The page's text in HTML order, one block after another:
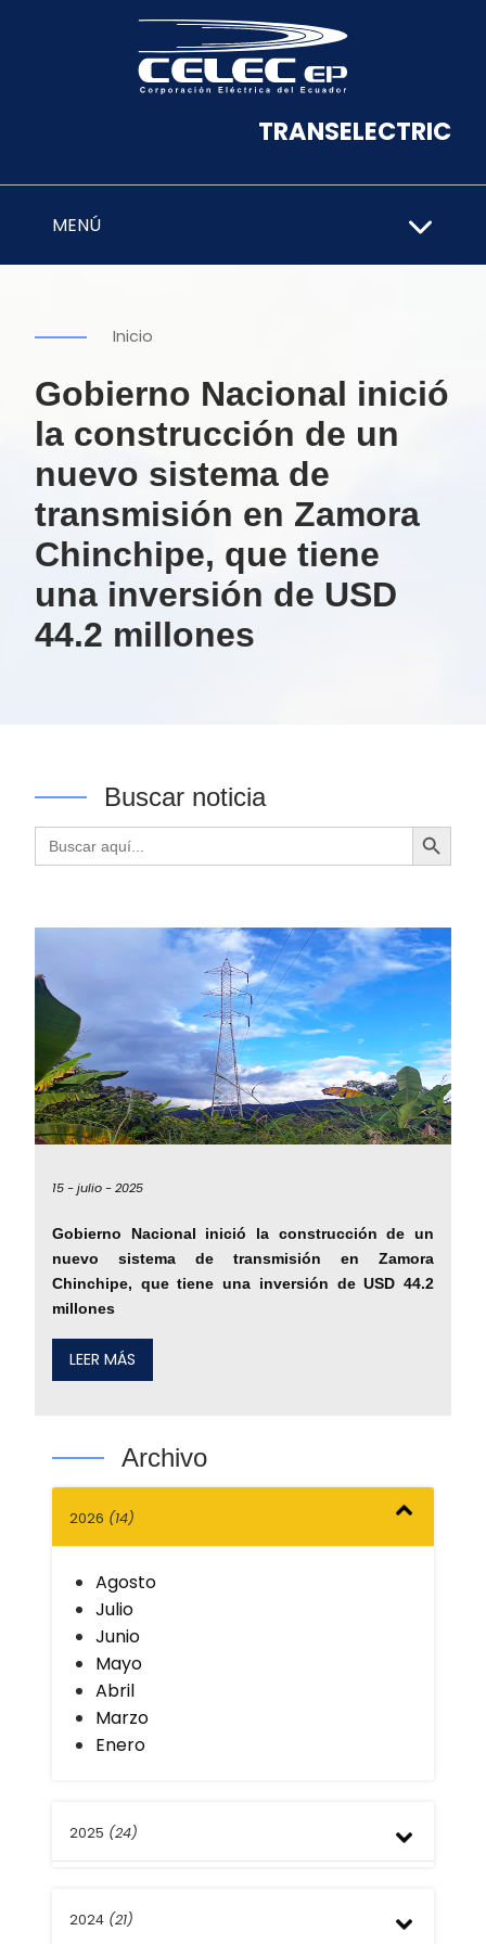
TRANSELECTRIC
MENÚ
Inicio
Gobierno Nacional inició
la construcción de un
nuevo sistema de
transmisión en Zamora
Chinchipe, que tiene
una inversión de USD
44.2 millones
Buscar noticia
Buscar: Botón de búsqueda
15 -julio -2025
Gobierno Nacional inició la construcción de un
nuevo sistema de transmisión en Zamora
Chinchipe, que tiene una inversión de USD 44.2
millones
LEER MÁS
Archivo
2026 (14)
Agosto
Julio
Junio
Mayo
Abril
Marzo
Enero
2025 (24)
Noviembre
2024 (21)